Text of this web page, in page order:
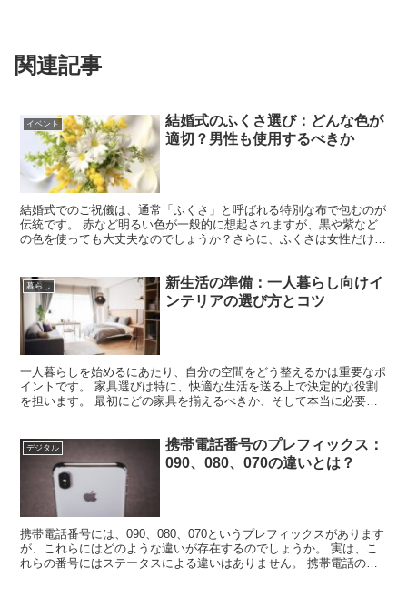
関連記事
イベント
結婚式のふくさ選び：どんな色が
適切？男性も使用するべきか
結婚式でのご祝儀は、通常「ふくさ」と呼ばれる特別な布で包むのが
伝統です。 赤など明るい色が一般的に想起されますが、黒や紫など
の色を使っても大丈夫なのでしょうか？さらに、ふくさは女性だけで
暮らし
新生活の準備：一人暮らし向けイ
ンテリアの選び方とコツ
一人暮らしを始めるにあたり、自分の空間をどう整えるかは重要なポ
イントです。 家具選びは特に、快適な生活を送る上で決定的な役割
を担います。 最初にどの家具を揃えるべきか、そして本当に必要な
デジタル
携帯電話番号のプレフィックス：
090、080、070の違いとは？
携帯電話番号には、090、080、070というプレフィックスがあります
が、これらにはどのような違いが存在するのでしょうか。 実は、こ
れらの番号にはステータスによる違いはありません。 携帯電話の利